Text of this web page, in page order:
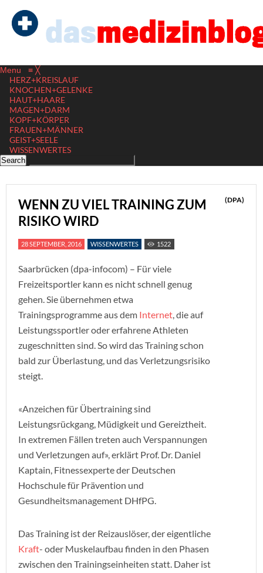
Menu ≡ ╳
HERZ+KREISLAUF
KNOCHEN+GELENKE
HAUT+HAARE
MAGEN+DARM
KOPF+KÖRPER
FRAUEN+MÄNNER
GEIST+SEELE
WISSENWERTES
WENN ZU VIEL TRAINING ZUM
RISIKO WIRD
(DPA)
28 SEPTEMBER, 2016 WISSENWERTES 1522
Saarbrücken (dpa-infocom) – Für viele
Freizeitsportler kann es nicht schnell genug
gehen. Sie übernehmen etwa
Trainingsprogramme aus dem Internet, die auf
Leistungssportler oder erfahrene Athleten
zugeschnitten sind. So wird das Training schon
bald zur Überlastung, und das Verletzungsrisiko
steigt.
«Anzeichen für Übertraining sind
Leistungsrückgang, Müdigkeit und Gereiztheit.
In extremen Fällen treten auch Verspannungen
und Verletzungen auf», erklärt Prof. Dr. Daniel
Kaptain, Fitnessexperte der Deutschen
Hochschule für Prävention und
Gesundheitsmanagement DHfPG.
Das Training ist der Reizauslöser, der eigentliche
Kraft- oder Muskelaufbau finden in den Phasen
zwischen den Trainingseinheiten statt. Daher ist